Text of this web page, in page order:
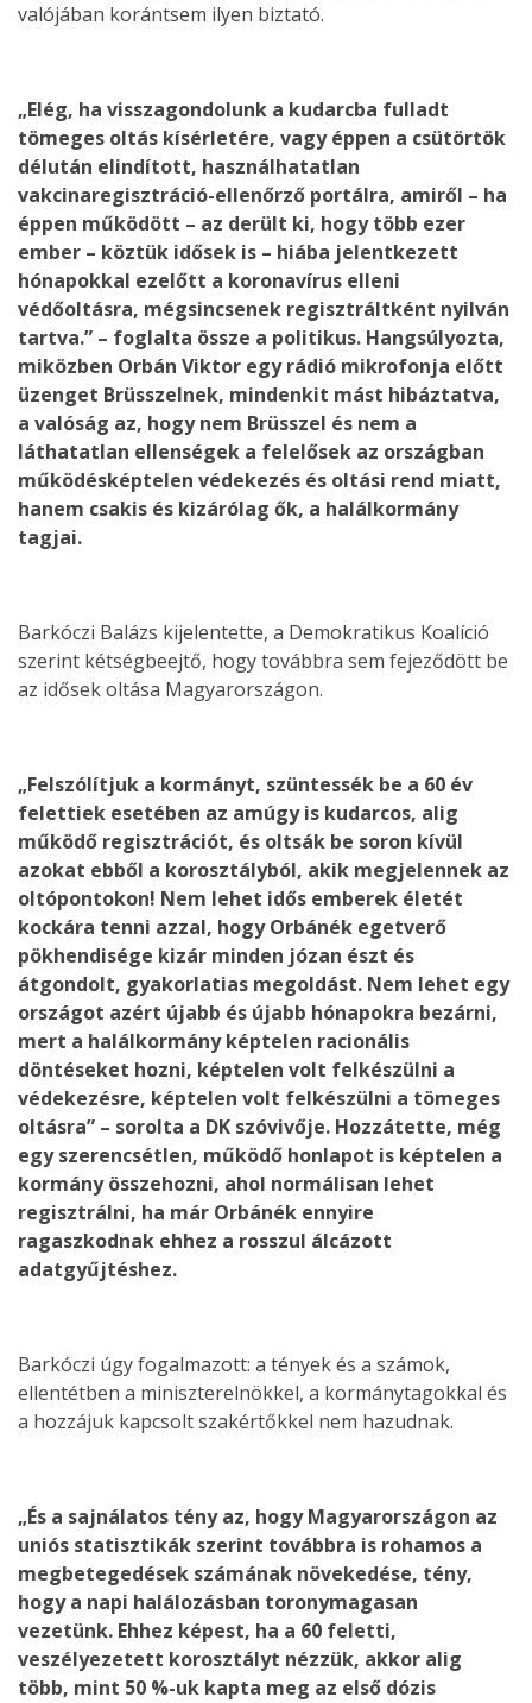
valójában korántsem ilyen biztató.
„Elég, ha visszagondolunk a kudarcba fulladt
tömeges oltás kísérletére, vagy éppen a csütörtök
délután elindított, használhatatlan
vakcinaregisztráció-ellenőrző portálra, amiről – ha
éppen működött – az derült ki, hogy több ezer
ember – köztük idősek is – hiába jelentkezett
hónapokkal ezelőtt a koronavírus elleni
védőoltásra, mégsincsenek regisztráltként nyilván
tartva.” – foglalta össze a politikus. Hangsúlyozta,
miközben Orbán Viktor egy rádió mikrofonja előtt
üzenget Brüsszelnek, mindenkit mást hibáztatva,
a valóság az, hogy nem Brüsszel és nem a
láthatatlan ellenségek a felelősek az országban
működésképtelen védekezés és oltási rend miatt,
hanem csakis és kizárólag ők, a halálkormány
tagjai.
Barkóczi Balázs kijelentette, a Demokratikus Koalíció
szerint kétségbeejtő, hogy továbbra sem fejeződött be
az idősek oltása Magyarországon.
„Felszólítjuk a kormányt, szüntessék be a 60 év
felettiek esetében az amúgy is kudarcos, alig
működő regisztrációt, és oltsák be soron kívül
azokat ebből a korosztályból, akik megjelennek az
oltópontokon! Nem lehet idős emberek életét
kockára tenni azzal, hogy Orbánék egetverő
pökhendisége kizár minden józan észt és
átgondolt, gyakorlatias megoldást. Nem lehet egy
országot azért újabb és újabb hónapokra bezárni,
mert a halálkormány képtelen racionális
döntéseket hozni, képtelen volt felkészülni a
védekezésre, képtelen volt felkészülni a tömeges
oltásra” – sorolta a DK szóvivője. Hozzátette, még
egy szerencsétlen, működő honlapot is képtelen a
kormány összehozni, ahol normálisan lehet
regisztrálni, ha már Orbánék ennyire
ragaszkodnak ehhez a rosszul álcázott
adatgyűjtéshez.
Barkóczi úgy fogalmazott: a tények és a számok,
ellentétben a miniszterelnökkel, a kormánytagokkal és
a hozzájuk kapcsolt szakértőkkel nem hazudnak.
„És a sajnálatos tény az, hogy Magyarországon az
uniós statisztikák szerint továbbra is rohamos a
megbetegedések számának növekedése, tény,
hogy a napi halálozásban toronymagasan
vezetünk. Ehhez képest, ha a 60 feletti,
veszélyezetett korosztályt nézzük, akkor alig
több, mint 50 %-uk kapta meg az első dózis